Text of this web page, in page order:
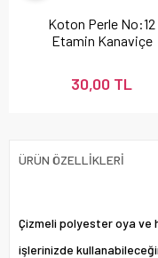
Koton Perle No:12
Etamin Kanaviçe
30,00 TL
ÜRÜN ÖZELLIKLERI
Çizmeli polyester oya ve
işlerinizde